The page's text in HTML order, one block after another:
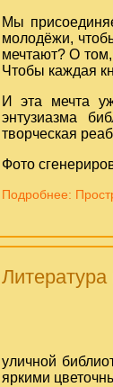
Мы
молодёжи,
мечтают? О
Чтобы каждая
И эта мечта
энтузиазма
творческая
Фото
Подробнее:
уличной
яркими